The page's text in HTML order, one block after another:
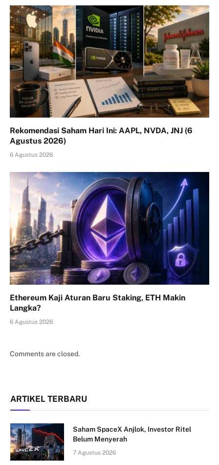
Rekomendasi Saham Hari Ini: AAPL, NVDA, JNJ (6
Agustus 2026)
6 Agustus 2026
Ethereum Kaji Aturan Baru Staking, ETH Makin
Langka?
6 Agustus 2026
Comments are closed.
ARTIKEL TERBARU
Saham SpaceX Anjlok, Investor Ritel
Belum Menyerah
7 Agustus 2026